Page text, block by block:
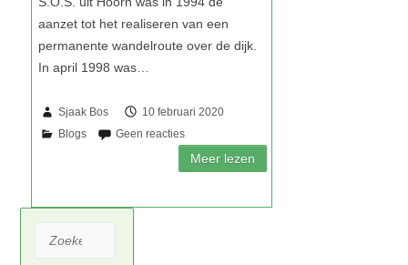
Sjaak Bos 10 februari 2020
Zoeken